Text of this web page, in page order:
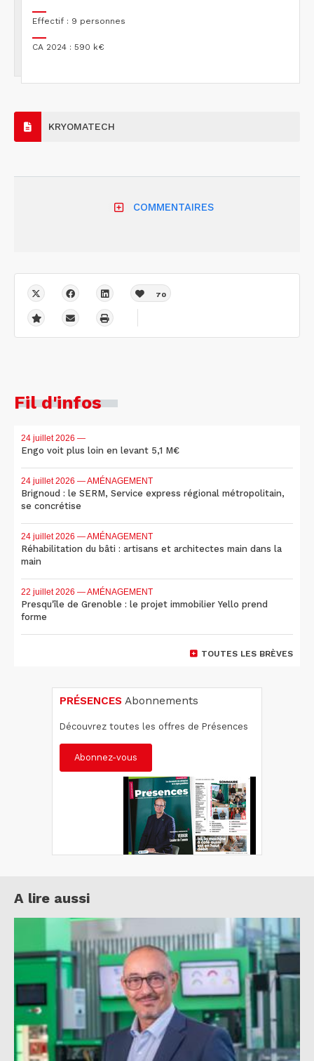
Effectif : 9 personnes
CA 2024 : 590 k€
KRYOMATECH
COMMENTAIRES
70
Fil d'infos
24 juillet 2026 —
Engo voit plus loin en levant 5,1 M€
24 juillet 2026 — AMÉNAGEMENT
Brignoud : le SERM, Service express régional métropolitain,
se concrétise
24 juillet 2026 — AMÉNAGEMENT
Réhabilitation du bâti : artisans et architectes main dans la
main
22 juillet 2026 — AMÉNAGEMENT
Presqu'île de Grenoble : le projet immobilier Yello prend
forme
TOUTES LES BRÈVES
PRÉSENCES Abonnements
Découvrez toutes les offres de Présences
Abonnez-vous
A lire aussi